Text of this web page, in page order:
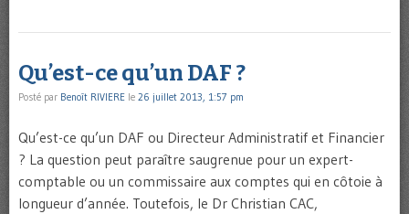
Qu’est-ce qu’un DAF ?
Posté par Benoît RIVIERE le 26 juillet 2013, 1:57 pm
Qu’est-ce qu’un DAF ou Directeur Administratif et Financier
? La question peut paraître saugrenue pour un expert-
comptable ou un commissaire aux comptes qui en côtoie à
longueur d’année. Toutefois, le Dr Christian CAC,